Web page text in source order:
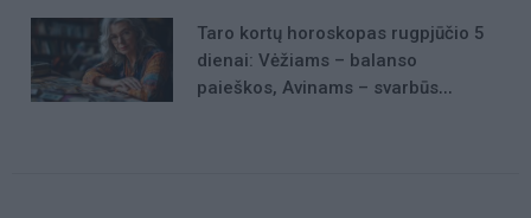
Taro kortų horoskopas rugpjūčio 5
dienai: Vėžiams – balanso
paieškos, Avinams – svarbūs